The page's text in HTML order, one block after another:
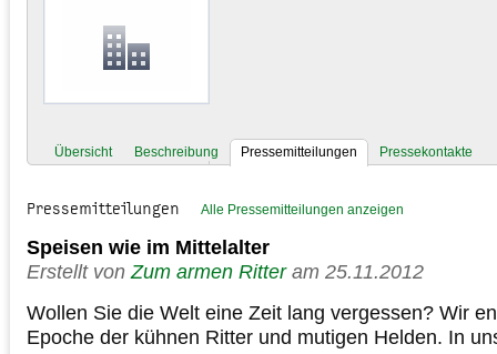
Übersicht Beschreibung Pressemitteilungen Pressekontakte
Pressemitteilungen Alle Pressemitteilungen anzeigen
Speisen wie im Mittelalter
Erstellt von Zum armen Ritteram 25.11.2012
Wollen Sie die Welt eine Zeit lang vergessen? Wir
Epoche der kühnen Ritter und mutigen Helden. In